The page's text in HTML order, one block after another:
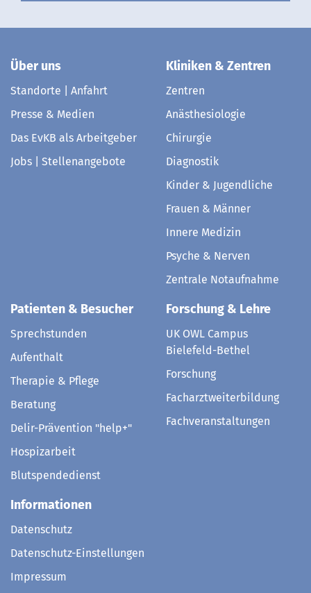
Über uns
Standorte | Anfahrt
Presse & Medien
Das EvKB als Arbeitgeber
Jobs | Stellenangebote
Kliniken & Zentren
Zentren
Anästhesiologie
Chirurgie
Diagnostik
Kinder & Jugendliche
Frauen & Männer
Innere Medizin
Psyche & Nerven
Zentrale Notaufnahme
Patienten & Besucher
Sprechstunden
Aufenthalt
Therapie & Pflege
Beratung
Delir-Prävention "help+"
Hospizarbeit
Blutspendedienst
Forschung & Lehre
UK OWL Campus
Bielefeld-Bethel
Forschung
Facharztweiterbildung
Fachveranstaltungen
Informationen
Datenschutz
Datenschutz-Einstellungen
Impressum